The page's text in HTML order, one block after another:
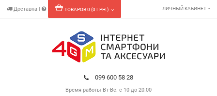
Доставка | ЛИЧНЫЙ КАБИНЕТ
099 600 58 28
Время работы Вт-Вс: с 10 до 20.00
ТОВАРОВ 0 (0 ГРН.)